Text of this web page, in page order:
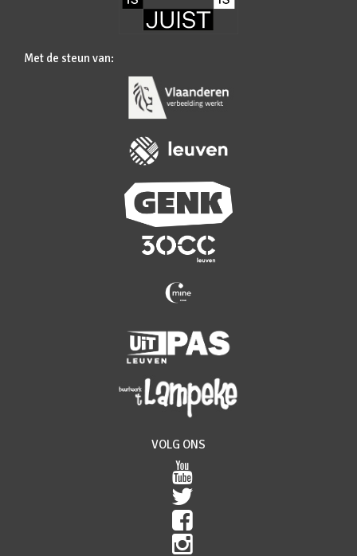
Met de steun van:
VOLG ONS